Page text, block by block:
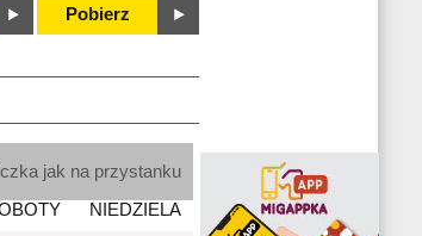
Pobierz
jak na przystanku
NIEDZIELA